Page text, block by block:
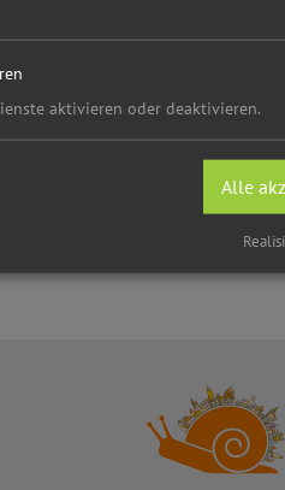
aktivieren oder deaktivieren.
Alle